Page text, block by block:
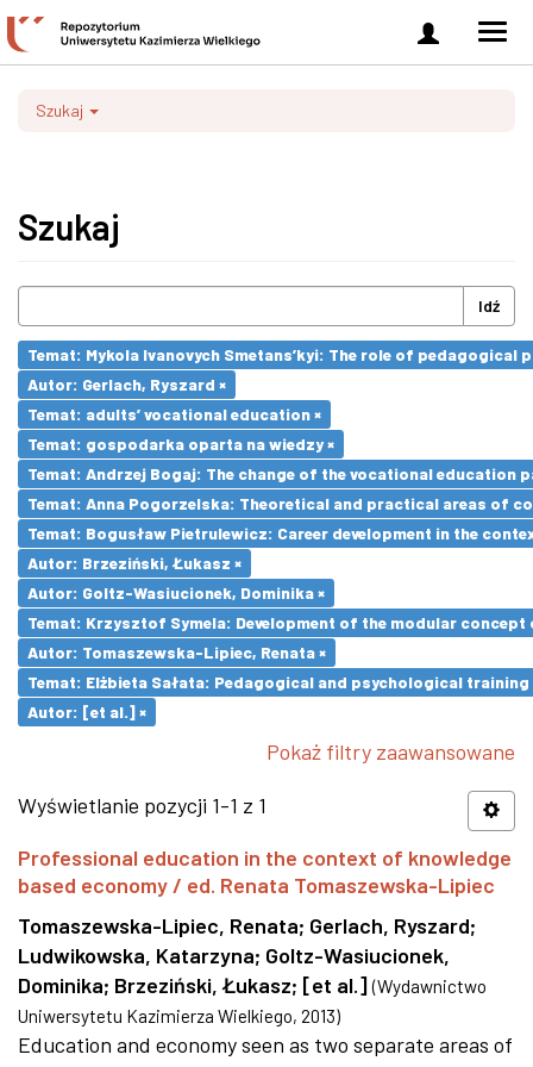
Zaloguj
się
Szukaj
Szukaj
Idź
Temat: Mykola Ivanovych Smetans’kyi: The role of
Autor: Gerlach, Ryszard ×
Temat: adults’ vocational education ×
Temat: gospodarka oparta na wiedzy ×
Temat: Andrzej Bogaj: The change of the vocational education
Temat: Anna Pogorzelska: Theoretical and practical areas of
Temat: Bogusław Pietrulewicz: Career development in the
Autor: Brzeziński, Łukasz ×
Autor: Goltz-Wasiucionek, Dominika ×
Temat: Krzysztof Symela: Development of the modular concept
Autor: Tomaszewska-Lipiec, Renata ×
Temat: Elżbieta Sałata: Pedagogical and psychological
Autor: [et al.] ×
Pokaż filtry zaawansowane
Wyświetlanie pozycji 1-1 z 1
Professional education in the context of knowledge
based economy / ed. Renata Tomaszewska-Lipiec
Tomaszewska-Lipiec, Renata; Gerlach, Ryszard;
Ludwikowska, Katarzyna; Goltz-Wasiucionek,
Dominika; Brzeziński, Łukasz; [et al.] (Wydawnictwo
Uniwersytetu Kazimierza Wielkiego, 2013)
Education and economy seen as two separate areas of